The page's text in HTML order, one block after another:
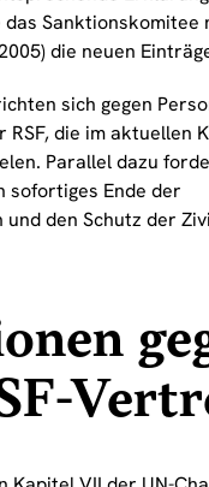
Sanktionskomitee
die neuen
sich gegen
RSF, die im aktuellen
Parallel dazu
sofortiges Ende der
und den Schutz der